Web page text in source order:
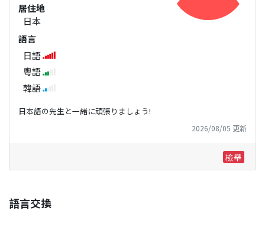
居住地
日本
語言
日語
粵語
韓語
日本語の先生と一緒に頑張りましょう!
2026/08/05 更新
檢舉
語言交換